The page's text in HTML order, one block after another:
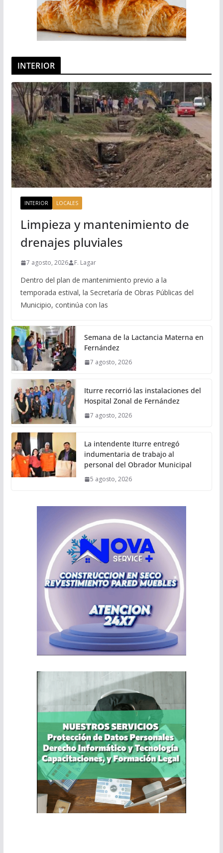
INTERIOR
INTERIOR LOCALES
Limpieza y mantenimiento de
drenajes pluviales
7 agosto, 2026 F. Lagar
Dentro del plan de mantenimiento previo a la
temporada estival, la Secretaría de Obras Públicas del
Municipio, continúa con las
Semana de la Lactancia Materna en
Fernández
7 agosto, 2026
Iturre recorrió las instalaciones del
Hospital Zonal de Fernández
7 agosto, 2026
La intendente Iturre entregó
indumentaria de trabajo al
personal del Obrador Municipal
5 agosto, 2026